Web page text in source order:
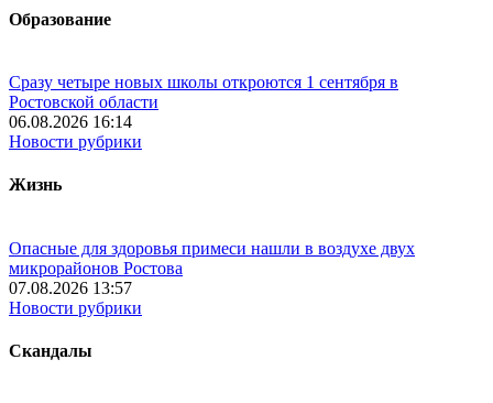
Образование
Сразу четыре новых школы откроются 1 сентября в
Ростовской области
06.08.2026 16:14
Новости рубрики
Жизнь
Опасные для здоровья примеси нашли в воздухе двух
микрорайонов Ростова
07.08.2026 13:57
Новости рубрики
Скандалы